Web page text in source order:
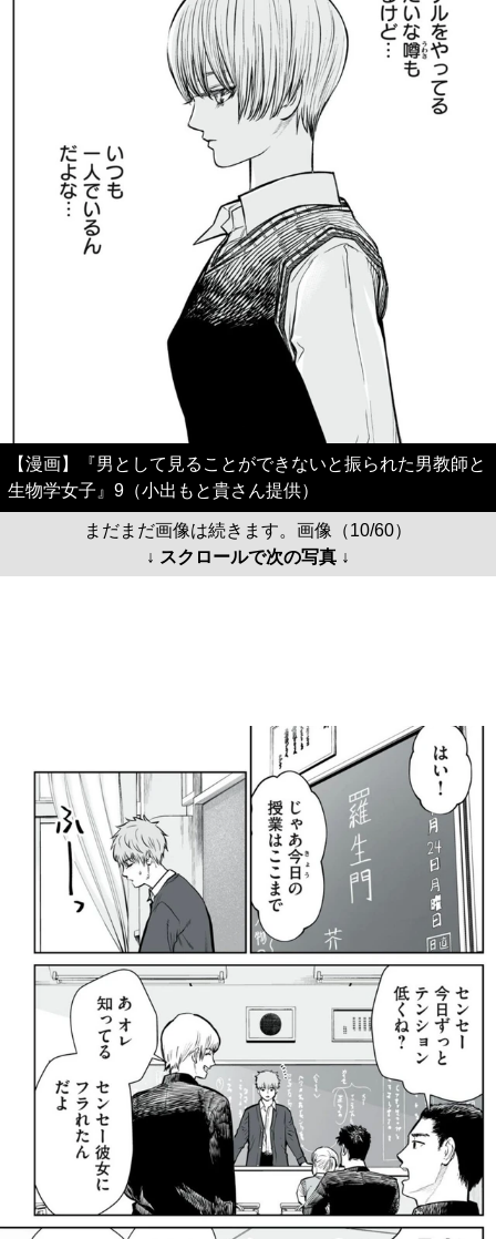
【漫画】『男として見ることができないと振られた男教師と
生物学女子』9（小出もと貴さん提供）
まだまだ画像は続きます。画像（10/60）
↓ スクロールで次の写真 ↓